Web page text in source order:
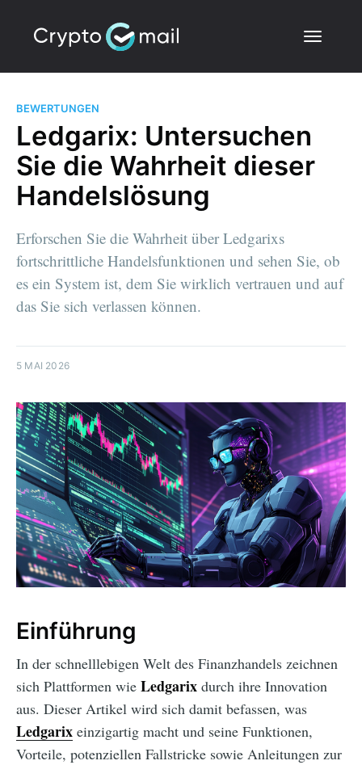
BEWERTUNGEN
Ledgarix: Untersuchen
Sie die Wahrheit dieser
Handelslösung
Erforschen Sie die Wahrheit über Ledgarixs
fortschrittliche Handelsfunktionen und sehen Sie, ob
es ein System ist, dem Sie wirklich vertrauen und auf
das Sie sich verlassen können.
5 MAI 2026
Einführung
In der schnelllebigen Welt des Finanzhandels zeichnen
sich Plattformen wie Ledgarix durch ihre Innovation
aus. Dieser Artikel wird sich damit befassen, was
Ledgarix einzigartig macht und seine Funktionen,
Vorteile, potenziellen Fallstricke sowie Anleitungen zur